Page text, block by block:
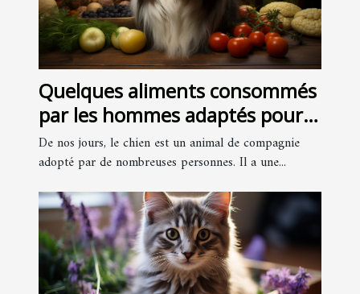
Quelques aliments consommés
par les hommes adaptés pour
les chiens
De nos jours, le chien est un animal de compagnie
adopté par de nombreuses personnes. Il a une...